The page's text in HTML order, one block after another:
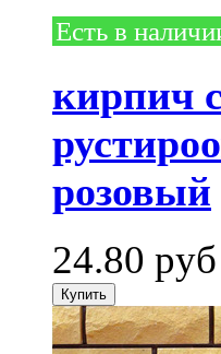
Есть в
кирпич
розовый
24.80 руб